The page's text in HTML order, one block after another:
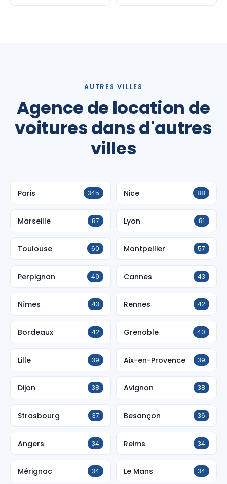
AUTRES VILLES
Agence de location de
voitures dans d'autres
villes
Paris 345 Nice 88
Marseille 87 Lyon 81
Toulouse 60 Montpellier 57
Perpignan 49 Cannes 43
Nîmes 43 Rennes 42
Bordeaux 42 Grenoble 40
Lille 39 Aix-en-Provence 39
Dijon 38 Avignon 38
Strasbourg 37 Besançon 36
Angers 34 Reims 34
Mérignac 34 Le Mans 34